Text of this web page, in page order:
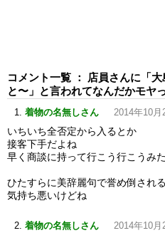
コメント一覧 ： 店員さんに「
と〜」と言われてなんだかモヤ
着物の名無しさん 2014年10月
いちいち全否定から入るとか
接客下手だよね
早く商談に持って行こう行こうみ
ひたすらに美辞麗句で誉め倒され
気持ち悪いけどね
着物の名無しさん 2014年10月